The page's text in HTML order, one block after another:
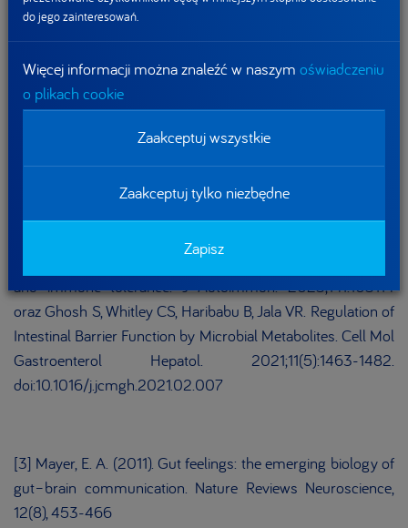
codziennych wyborów wspiera równowagę mikrobioty
i pomaga dbać o komfort trawienny na co dzień.
Dowiedz się więcej o magii fermentu i zdrowiu jelit:
https://danone.pl/magia-fermentu/
[1] H. Krauss, Fizjologia Żywienia, wyd. PZWL
[2] Shao T, Hsu R, Rafizadeh DL, et al. The gut ecosystem
and immune tolerance. J Autoimmun. 2023;141:103114
oraz Ghosh S, Whitley CS, Haribabu B, Jala VR. Regulation of
Intestinal Barrier Function by Microbial Metabolites. Cell Mol
Gastroenterol Hepatol. 2021;11(5):1463-1482.
doi:10.1016/j.jcmgh.2021.02.007
[3] Mayer, E. A. (2011). Gut feelings: the emerging biology of
gut–brain communication. Nature Reviews Neuroscience,
12(8), 453-466
do jego zainteresowań.
Więcej informacji można znaleźć w naszym oświadczeniu
o plikach cookie
Zaakceptuj wszystkie
Zaakceptuj tylko niezbędne
Zapisz